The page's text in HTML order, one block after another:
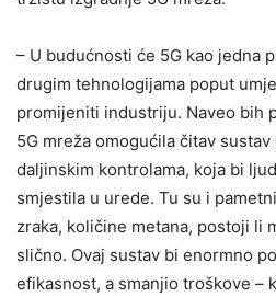
– U budućnosti će 5G kao jedna
drugim tehnologijama poput
promijeniti industriju. Naveo bih
5G mreža omogućila čitav
daljinskim kontrolama, koja bi
smjestila u urede. Tu su i
zraka, količine metana, postoji li
slično. Ovaj sustav bi enormno
efikasnost, a smanjio troškove –